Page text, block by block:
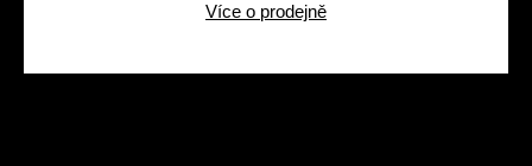
Více o prodejně